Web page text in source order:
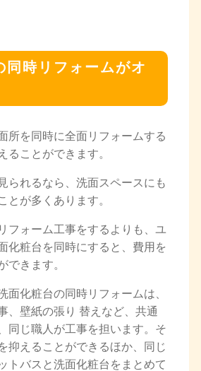
同時リフォームがオ
所を同時に全面リフォームする
ることができます。
られるなら、洗面スペースにも
とが多くあります。
フォーム工事をするよりも、ユ
化粧台を同時にすると、費用を
できます。
面化粧台の同時リフォームは、
、壁紙の張り 替えなど、共通
同じ職人が工事を担います。そ
抑えることができるほか、同じ
トバスと洗面化粧台をまとめて